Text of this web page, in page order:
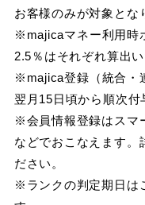
お客様のみが対象とな
※majicaマネー利用時
2.5％はそれぞれ算出い
※majica登録（統合・
翌月15日頃から順次付
※会員情報登録はスマ
などでおこなえます。
ださい。
※ランクの判定期日は